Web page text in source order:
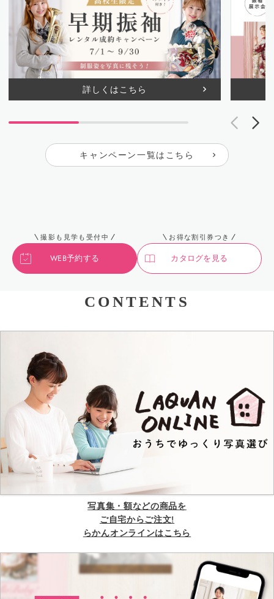
詳しくはこちら
キャンペーン一覧はこちら
撮影も見学も受付中
WEB予約する
お得な割引券つき
カタログを見る
CONTENTS
写真集・額などの商品を
ご自宅からご注文!
らかんオンラインはこちら